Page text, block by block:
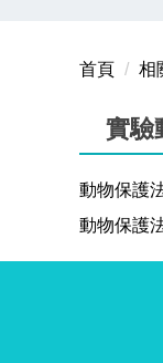
首頁 相
實驗
動物保護
動物保護